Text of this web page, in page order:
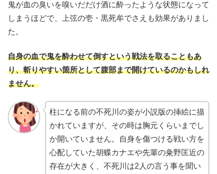
鬼が血の臭いを嗅いだだけ酒に酔ったような状態になって
しまうほどで、上弦の壱・黒死牟でさえも効果がありまし
た。
自身の血で鬼を酔わせて倒すという戦法を取ることもあ
り、斬りやすい箇所として腹部まで開けているのかもしれ
ません。
柱になる前の不死川の姿が小説版の挿絵に描
かれていますが、その時は胸元くらいまでし
か開いていません。自身を傷つける戦い方を
心配していた胡蝶カナエや先輩の粂野匡近の
存在が大きく、不死川は2人の言う事を聞い